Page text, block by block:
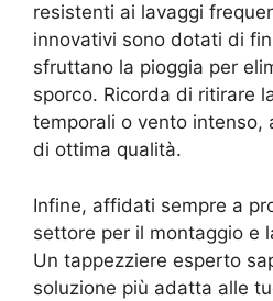
resistenti ai lavaggi
innovativi sono dotati di
sfruttano la pioggia per
sporco. Ricorda di ritirare
temporali o vento intenso,
di ottima qualità.
Infine, affidati sempre a
settore per il montaggio e
Un tappezziere esperto
soluzione più adatta alle